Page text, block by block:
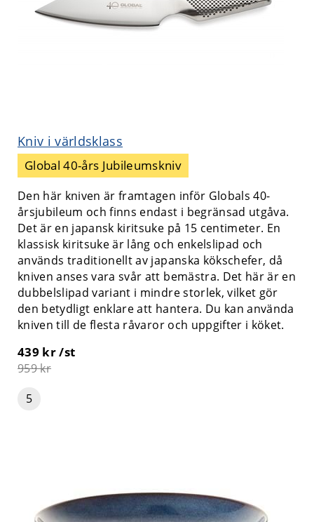
Kniv i världsklass
Global 40-års Jubileumskniv
Den här kniven är framtagen inför Globals 40-
årsjubileum och finns endast i begränsad utgåva.
Det är en japansk kiritsuke på 15 centimeter. En
klassisk kiritsuke är lång och enkelslipad och
används traditionellt av japanska kökschefer, då
kniven anses vara svår att bemästra. Det här är en
dubbelslipad variant i mindre storlek, vilket gör
den betydligt enklare att hantera. Du kan använda
kniven till de flesta råvaror och uppgifter i köket.
439 kr /st
959 kr
5